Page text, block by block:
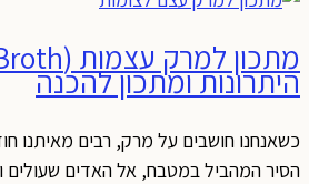
היתרונות ומתכון להכנה
כשאנחנו חושבים על מרק, רבים מאיתנו
הסיר המהביל במטבח, אל האדים שעולים